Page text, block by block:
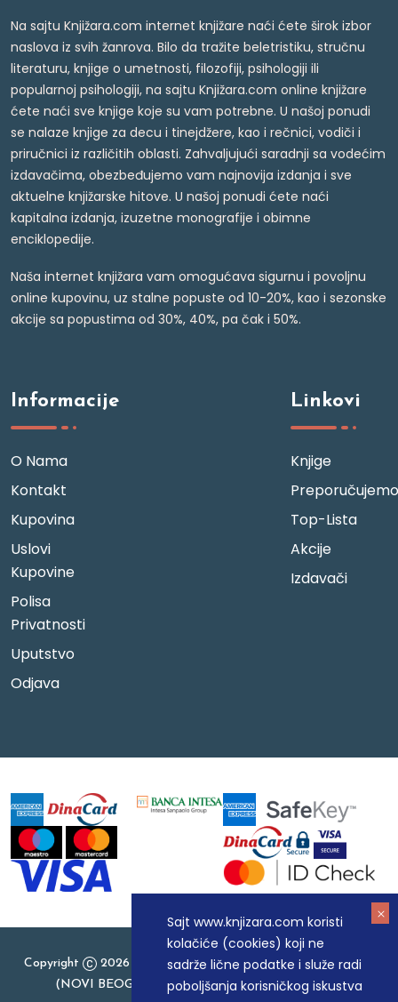
Sajt www.knjizara.com koristi
kolačiće (cookies) koji ne
sadrže lične podatke i služe radi
poboljšanja korisničkog iskustva
Na sajtu Knjižara.com internet knjižare naći ćete širok izbor
naslova iz svih žanrova. Bilo da tražite beletristiku, stručnu
literaturu, knjige o umetnosti, filozofiji, psihologiji ili
popularnoj psihologiji, na sajtu Knjižara.com online knjižare
ćete naći sve knjige koje su vam potrebne. U našoj ponudi
se nalaze knjige za decu i tinejdžere, kao i rečnici, vodiči i
priručnici iz različitih oblasti. Zahvaljujući saradnji sa vodećim
izdavačima, obezbeđujemo vam najnovija izdanja i sve
aktuelne knjižarske hitove. U našoj ponudi ćete naći
kapitalna izdanja, izuzetne monografije i obimne
enciklopedije.
Naša internet knjižara vam omogućava sigurnu i povoljnu
online kupovinu, uz stalne popuste od 10-20%, kao i sezonske
akcije sa popustima od 30%, 40%, pa čak i 50%.
Informacije
O Nama
Kontakt
Kupovina
Uslovi
Kupovine
Polisa
Privatnosti
Uputstvo
Odjava
Linkovi
Knjige
Preporučujemo
Top-Lista
Akcije
Izdavači
Copyright
2026 Knjizara.com - MAKART DOO BEOGRAD
(NOVI BEOGRAD), PIB: 105184104, MB: 20337524